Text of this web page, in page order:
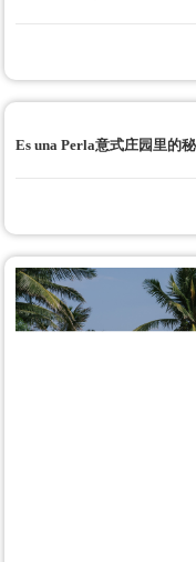
Es una Perla意式庄园里的